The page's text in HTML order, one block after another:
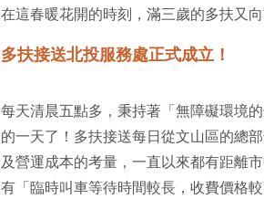
在這春暖花開的時刻，滿三歲的多扶又向
多扶接送北投服務處正式成立！
每天清晨五點多，秉持著「無障礙環境
的一天了！多扶接送每日從文山區的總
及營運成本的考量，一直以來都有距離
有「臨時叫車等待時間較長，收費價格